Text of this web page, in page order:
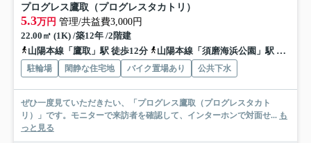
プログレス鷹取（プログレスタカトリ）
5.3万円 管理/共益費3,000円
22.00㎡ (1K) /築12年 /2階建
山陽本線「鷹取」駅 徒歩12分
山陽本線「須磨海浜公園」駅 徒歩12分
駐輪場 閑静な住宅地 バイク置場あり 公共下水
ぜひ一度見ていただきたい、「プログレス鷹取（プログレスタカト
リ）」です。モニターで来訪者を確認して、インターホンで対面せ... も
っと見る